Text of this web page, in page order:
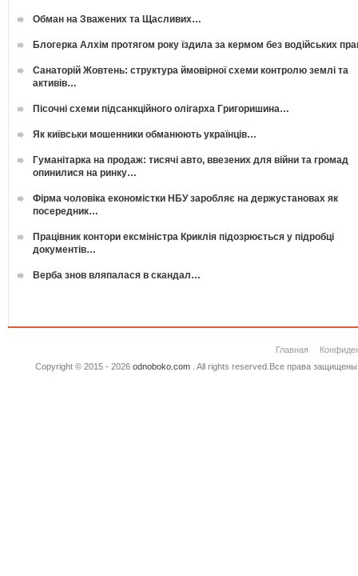
Обман на Зважених та Щасливих…
Блогерка Алхім протягом року їздила за кермом без водійських
Санаторій Жовтень: структура ймовірної схеми контролю землі та
активів…
Пісочні схеми підсанкційного олігарха Григоришина…
Як київськи мошенники обманюють українців…
Гуманітарка на продаж: тисячі авто, ввезених для війни та громад
опинилися на ринку…
Фірма чоловіка економістки НБУ заробляє на держустановах як
посередник…
Працівник контори ексміністра Криклія підозрюється у підробці
документів…
Верба знов вляпалася в скандал…
Главная
Copyright © 2015 - 2026 odnoboko.com. All rights reserved.Все права защищены.